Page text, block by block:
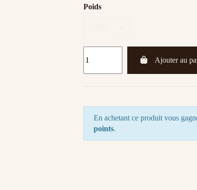
Poids
Ajouter au
En achetant ce produit vous
points.